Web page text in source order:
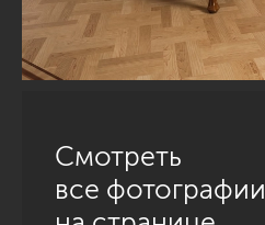
Смотреть
все фотографии